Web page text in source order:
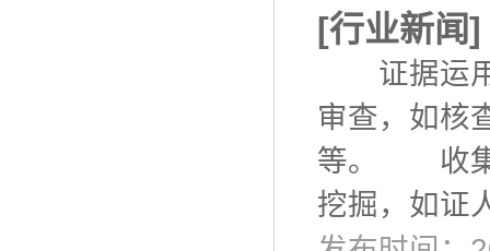
[行业新闻]
证据运用
审查，如核
等。 收集
挖掘，如证